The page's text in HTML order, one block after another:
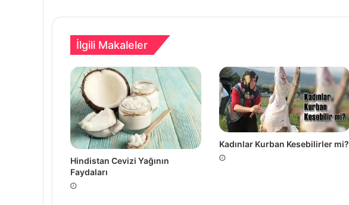
İlgili Makaleler
Hindistan Cevizi Yağının
Faydaları
Kadınlar Kurban Kesebilirler mi?